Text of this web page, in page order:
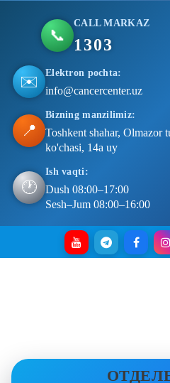
📞
CALL MARKAZ
1303
✉️ Elektron pochta:
info@cancercenter.uz
📍
Bizning manzilimiz:
Toshkent shahar, Olmazor
ko'chasi, 14a uy
🕐
Ish vaqti:
Dush 08:00–17:00
Sesh–Jum 08:00–16:00